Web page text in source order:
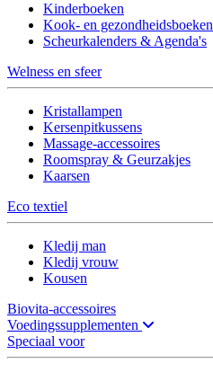
Kinderboeken
Kook- en gezondheidsboeken
Scheurkalenders & Agenda's
Welness en sfeer
Kristallampen
Kersenpitkussens
Massage-accessoires
Roomspray & Geurzakjes
Kaarsen
Eco textiel
Kledij man
Kledij vrouw
Kousen
Biovita-accessoires
Voedingssupplementen
Speciaal voor